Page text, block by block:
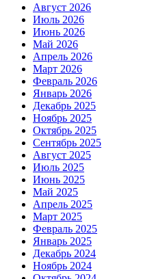
Август 2026
Июль 2026
Июнь 2026
Май 2026
Апрель 2026
Март 2026
Февраль 2026
Январь 2026
Декабрь 2025
Ноябрь 2025
Октябрь 2025
Сентябрь 2025
Август 2025
Июль 2025
Июнь 2025
Май 2025
Апрель 2025
Март 2025
Февраль 2025
Январь 2025
Декабрь 2024
Ноябрь 2024